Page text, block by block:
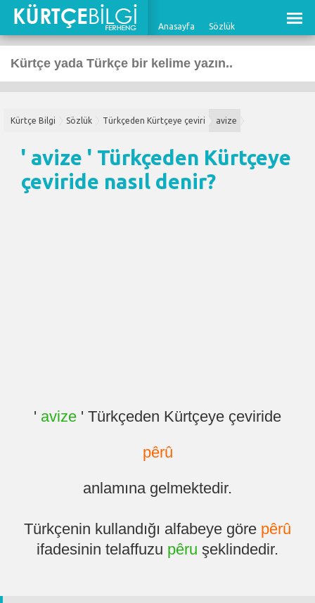
Anasayfa Sözlük
Kürtçe Bilgi Sözlük Türkçeden Kürtçeye çeviri avize
' avize ' Türkçeden Kürtçeye
çeviride nasıl denir?
' avize ' Türkçeden Kürtçeye çeviride
pêrû
anlamına gelmektedir.
Türkçenin kullandığı alfabeye göre pêrû
ifadesinin telaffuzu pêru şeklindedir.